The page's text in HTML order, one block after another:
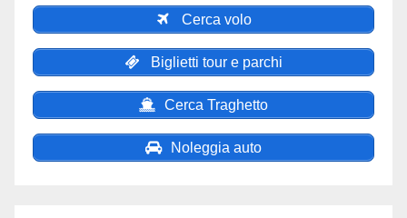
Cerca volo
Biglietti tour e parchi
Cerca Traghetto
Noleggia auto